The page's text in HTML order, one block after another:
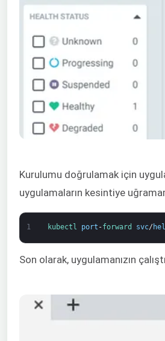
Kurulumu doğrulamak için
uygulamaların kesintiye
1 kubectl port -forward svc/
Son olarak, uygulamanızın